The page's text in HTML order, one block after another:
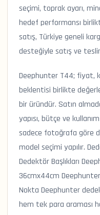
seçimi, toprak ayarı,
hedef performansı
satış, Türkiye geneli
desteğiyle satış ve
Deephunter T44; fiyat,
beklentisi birlikte
bir üründür. Satın
yapısı, bütçe ve
sadece fotoğrafa göre
model seçimi yapılır.
Dedektör Başlıkları
36cmx44cm
Nokta Deephunter
hem tek para araması